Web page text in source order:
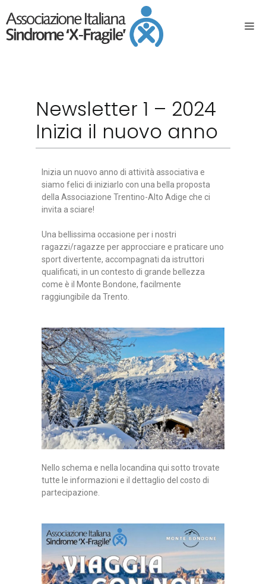
Newsletter 1 – 2024
Inizia il nuovo anno
Inizia un nuovo anno di attività associativa e
siamo felici di iniziarlo con una bella proposta
della Associazione Trentino-Alto Adige che ci
invita a sciare!
Una bellissima occasione per i nostri
ragazzi/ragazze per approcciare e praticare uno
sport divertente, accompagnati da istruttori
qualificati, in un contesto di grande bellezza
come è il Monte Bondone, facilmente
raggiungibile da Trento.
Nello schema e nella locandina qui sotto trovate
tutte le informazioni e il dettaglio del costo di
partecipazione.